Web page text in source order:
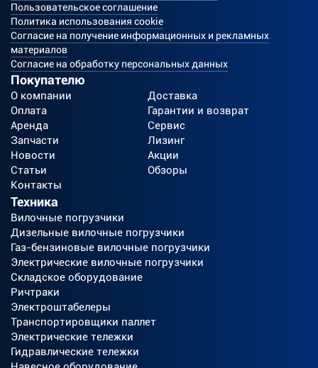
Пользовательское соглашение
Политика использования cookie
Согласие на получение информационных и рекламных
материалов
Согласие на обработку персональных данных
Покупателю
О компании
Доставка
Оплата
Гарантии и возврат
Аренда
Сервис
Запчасти
Лизинг
Новости
Акции
Статьи
Обзоры
Контакты
Техника
Вилочные погрузчики
Дизельные вилочные погрузчики
Газ-бензиновые вилочные погрузчики
Электрические вилочные погрузчики
Складское оборудование
Ричтраки
Электроштабелеры
Транспортировщики паллет
Электрические тележки
Гидравлические тележки